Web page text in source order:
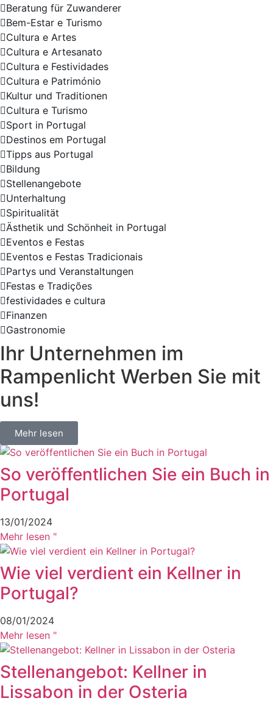
Beratung für Zuwanderer
Bem-Estar e Turismo
Cultura e Artes
Cultura e Artesanato
Cultura e Festividades
Cultura e Património
Kultur und Traditionen
Cultura e Turismo
Sport in Portugal
Destinos em Portugal
Tipps aus Portugal
Bildung
Stellenangebote
Unterhaltung
Spiritualität
Ästhetik und Schönheit in Portugal
Eventos e Festas
Eventos e Festas Tradicionais
Partys und Veranstaltungen
Festas e Tradições
festividades e cultura
Finanzen
Gastronomie
Ihr Unternehmen im
Rampenlicht Werben Sie mit
uns!
Mehr lesen
So veröffentlichen Sie ein Buch in
Portugal
13/01/2024
Mehr lesen "
Wie viel verdient ein Kellner in
Portugal?
08/01/2024
Mehr lesen "
Stellenangebot: Kellner in
Lissabon in der Osteria